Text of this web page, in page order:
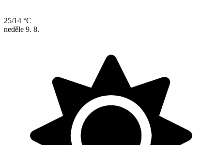
25/14 °C
neděle 9. 8.